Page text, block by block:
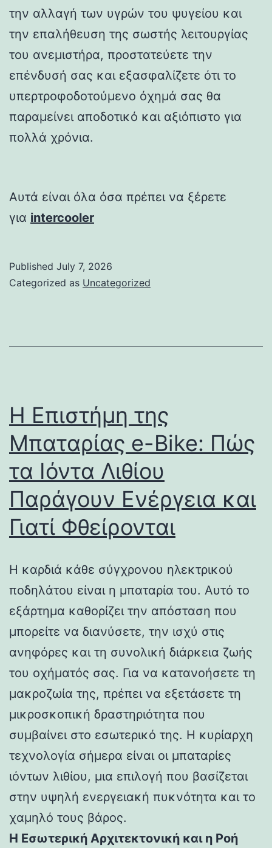
την αλλαγή των υγρών του ψυγείου και
την επαλήθευση της σωστής λειτουργίας
του ανεμιστήρα, προστατεύετε την
επένδυσή σας και εξασφαλίζετε ότι το
υπερτροφοδοτούμενο όχημά σας θα
παραμείνει αποδοτικό και αξιόπιστο για
πολλά χρόνια.
Αυτά είναι όλα όσα πρέπει να ξέρετε
για intercooler
Published July 7, 2026
Categorized as Uncategorized
Η Επιστήμη της
Μπαταρίας e-Bike: Πώς
τα Ιόντα Λιθίου
Παράγουν Ενέργεια και
Γιατί Φθείρονται
Η καρδιά κάθε σύγχρονου ηλεκτρικού
ποδηλάτου είναι η μπαταρία του. Αυτό το
εξάρτημα καθορίζει την απόσταση που
μπορείτε να διανύσετε, την ισχύ στις
ανηφόρες και τη συνολική διάρκεια ζωής
του οχήματός σας. Για να κατανοήσετε τη
μακροζωία της, πρέπει να εξετάσετε τη
μικροσκοπική δραστηριότητα που
συμβαίνει στο εσωτερικό της. Η κυρίαρχη
τεχνολογία σήμερα είναι οι μπαταρίες
ιόντων λιθίου, μια επιλογή που βασίζεται
στην υψηλή ενεργειακή πυκνότητα και το
χαμηλό τους βάρος.
Η Εσωτερική Αρχιτεκτονική και η Ροή